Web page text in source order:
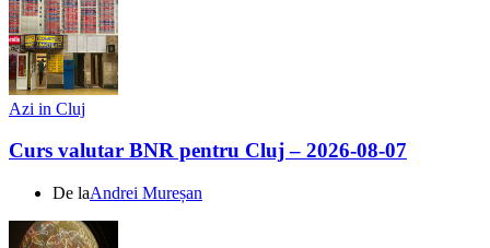
Azi in Cluj
Curs valutar BNR pentru Cluj – 2026-08-07
De laAndrei Mureșan